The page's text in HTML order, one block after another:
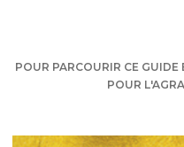
POUR PARCOURIR CE
POUR